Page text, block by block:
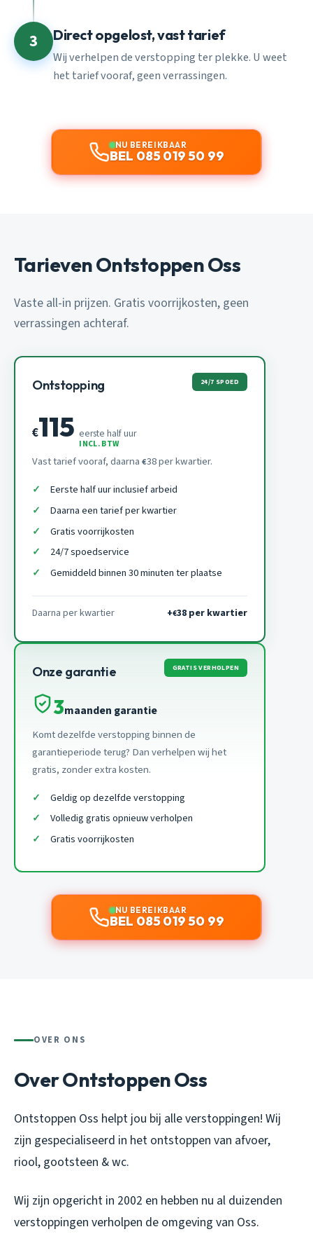
3 Direct opgelost, vast tarief
Wij verhelpen de verstopping ter plekke. U weet
het tarief vooraf, geen verrassingen.
NU BEREIKBAAR
BEL 085 019 50 99
Tarieven Ontstoppen Oss
Vaste all-in prijzen. Gratis voorrijkosten, geen
verrassingen achteraf.
Ontstopping 24/7 SPOED
€115 eerste half uur
INCL. BTW
Vast tarief vooraf, daarna €38 per kwartier.
Eerste half uur inclusief arbeid
Daarna een tarief per kwartier
Gratis voorrijkosten
24/7 spoedservice
Gemiddeld binnen 30 minuten ter plaatse
Daarna per kwartier +€38 per kwartier
Onze garantie GRATIS VERHOLPEN
3maanden garantie
Komt dezelfde verstopping binnen de
garantieperiode terug? Dan verhelpen wij het
gratis, zonder extra kosten.
Geldig op dezelfde verstopping
Volledig gratis opnieuw verholpen
Gratis voorrijkosten
NU BEREIKBAAR
BEL 085 019 50 99
OVER ONS
Over Ontstoppen Oss
Ontstoppen Oss helpt jou bij alle verstoppingen! Wij
zijn gespecialiseerd in het ontstoppen van afvoer,
riool, gootsteen & wc.
Wij zijn opgericht in 2002 en hebben nu al duizenden
verstoppingen verholpen de omgeving van Oss.